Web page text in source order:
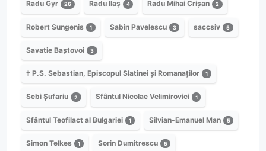
Radu Gyr 26 Radu Ilaș 4 Radu Mihai Crișan 2
Robert Sungenis 1 Sabin Pavelescu 3 saccsiv 5
Savatie Baștovoi 3
† P.S. Sebastian, Episcopul Slatinei și Romanaților 1
Sebi Șufariu 2 Sfântul Nicolae Velimirovici 1
Sfântul Teofilact al Bulgariei 1 Silvian-Emanuel Man 5
Simon Telkes 1 Sorin Dumitrescu 5